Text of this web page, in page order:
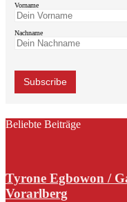
Vorname
Nachname
Beliebte Beiträge
Tyrone Egbowon /
Vorarlberg